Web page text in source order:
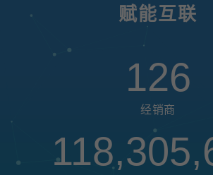
赋能互联
126
经销商